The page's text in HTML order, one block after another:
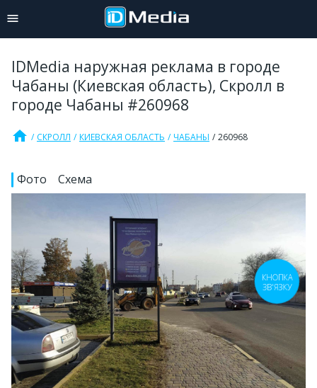
IDMedia наружная реклама в городе
Чабаны (Киевская область), Скролл в
городе Чабаны #260968
home СКРОЛЛ КИЕВСКАЯ ОБЛАСТЬ ЧАБАНЫ 260968
Фото Схема
КНОПКА
ЗВ'ЯЗКУ